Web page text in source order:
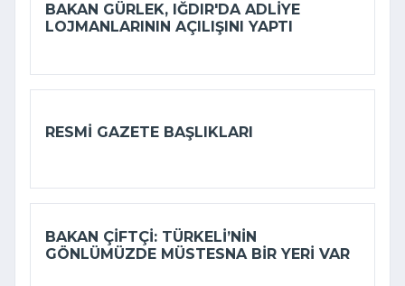
BAKAN GÜRLEK, IĞDIR'DA ADLIYE
LOJMANLARININ AÇILIŞINI YAPTI
RESMI GAZETE BAŞLIKLARI
BAKAN ÇIFTÇI: TÜRKELI’NIN
GÖNLÜMÜZDE MÜSTESNA BIR YERI VAR